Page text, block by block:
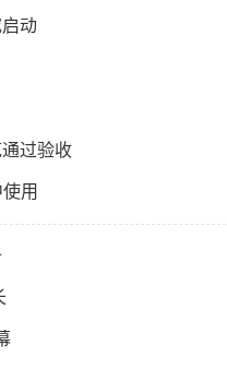
动
过验收
用